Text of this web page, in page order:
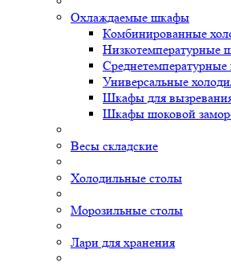
Охлаждаемые шкафы
Комбинированные
Низкотемпературные
Универсальные
Шкафы для
Шкафы шоковой
Весы складские
Холодильные столы
Морозильные столы
Лари для хранения